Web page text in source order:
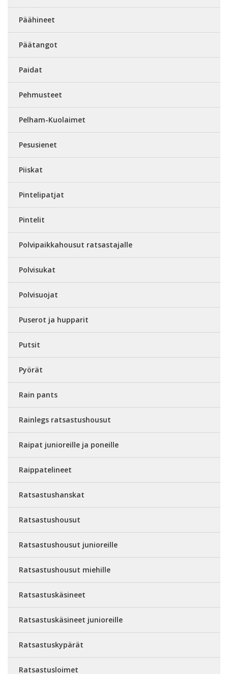
Päähineet
Päätangot
Paidat
Pehmusteet
Pelham-Kuolaimet
Pesusienet
Piiskat
Pintelipatjat
Pintelit
Polvipaikkahousut ratsastajalle
Polvisukat
Polvisuojat
Puserot ja hupparit
Putsit
Pyörät
Rain pants
Rainlegs ratsastushousut
Raipat junioreille ja poneille
Raippatelineet
Ratsastushanskat
Ratsastushousut
Ratsastushousut junioreille
Ratsastushousut miehille
Ratsastuskäsineet
Ratsastuskäsineet junioreille
Ratsastuskypärät
Ratsastusloimet